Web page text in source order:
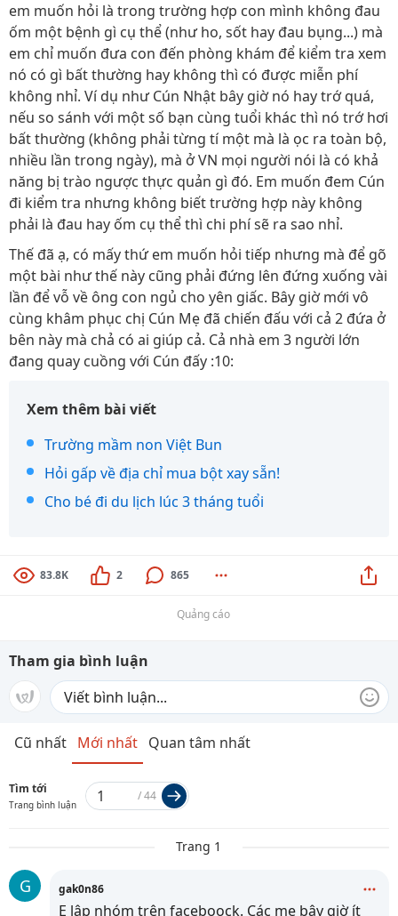
em muốn hỏi là trong trường hợp con mình không đau
ốm một bệnh gì cụ thể (như ho, sốt hay đau bụng...) mà
em chỉ muốn đưa con đến phòng khám để kiểm tra xem
nó có gì bất thường hay không thì có được miễn phí
không nhỉ. Ví dụ như Cún Nhật bây giờ nó hay trớ quá,
nếu so sánh với một số bạn cùng tuổi khác thì nó trớ hơi
bất thường (không phải từng tí một mà là ọc ra toàn bộ,
nhiều lần trong ngày), mà ở VN mọi người nói là có khả
năng bị trào ngược thực quản gì đó. Em muốn đem Cún
đi kiểm tra nhưng không biết trường hợp này không
phải là đau hay ốm cụ thể thì chi phí sẽ ra sao nhỉ.
Thế đã ạ, có mấy thứ em muốn hỏi tiếp nhưng mà để gõ
một bài như thế này cũng phải đứng lên đứng xuống vài
lần để vỗ về ông con ngủ cho yên giấc. Bây giờ mới vô
cùng khâm phục chị Cún Mẹ đã chiến đấu với cả 2 đứa ở
bên này mà chả có ai giúp cả. Cả nhà em 3 người lớn
đang quay cuồng với Cún đấy :10:
Xem thêm bài viết
Trường mầm non Việt Bun
Hỏi gấp về địa chỉ mua bột xay sẵn!
Cho bé đi du lịch lúc 3 tháng tuổi
83.8K 2 865
Quảng cáo
Tham gia bình luận
Cũ nhất Mới nhất Quan tâm nhất
Tìm tới
Trang bình luận
/44
Trang 1
G gak0n86
E lập nhóm trên faceboock. Các mẹ bây giờ ít